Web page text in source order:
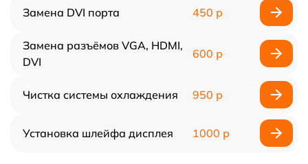
Замена DVI порта 450 р
Замена разъёмов VGA, HDMI,
DVI
600 р
Чистка системы охлаждения 950 р
Установка шлейфа дисплея 1000 р